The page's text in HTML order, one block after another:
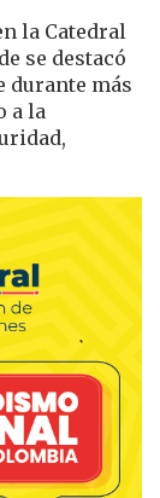
la Catedral
se destacó
durante más
a la